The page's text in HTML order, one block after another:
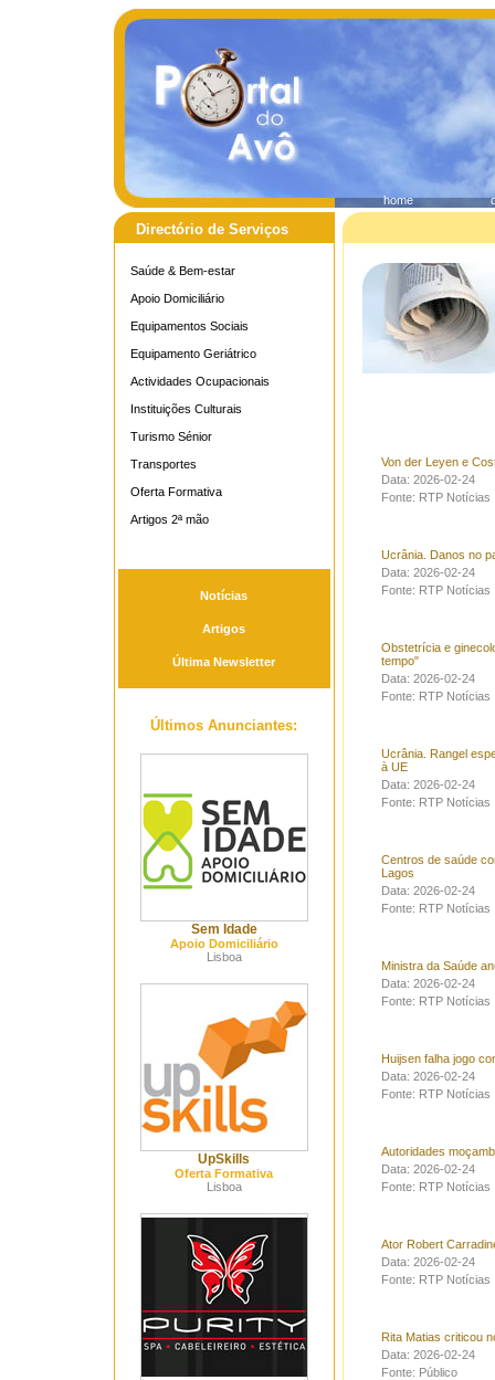
home
Directório de Serviços
Saúde & Bem-estar
Apoio Domiciliário
Equipamentos Sociais
Equipamento Geriátrico
Actividades Ocupacionais
Instituições Culturais
Turismo Sénior
Transportes
Oferta Formativa
Artigos 2ª mão
Notícias
Artigos
Última Newsletter
Últimos Anunciantes:
Sem Idade
Apoio Domiciliário
Lisboa
UpSkills
Oferta Formativa
Lisboa
Von der Leyen e
Data: 2026-02-24
Fonte: RTP Notícias
Ucrânia. Danos no
Data: 2026-02-24
Fonte: RTP Notícias
Obstetrícia e
tempo"
Data: 2026-02-24
Fonte: RTP Notícias
Ucrânia. Rangel
à UE
Data: 2026-02-24
Fonte: RTP Notícias
Centros de saúde
Lagos
Data: 2026-02-24
Fonte: RTP Notícias
Ministra da Saúde
Data: 2026-02-24
Fonte: RTP Notícias
Huijsen falha jogo
Data: 2026-02-24
Fonte: RTP Notícias
Autoridades
Data: 2026-02-24
Fonte: RTP Notícias
Ator Robert
Data: 2026-02-24
Fonte: RTP Notícias
Rita Matias criticou
Data: 2026-02-24
Fonte: Público